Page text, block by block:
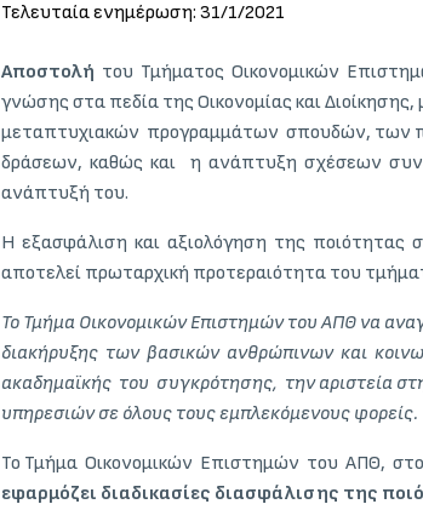
Τελευταία ενημέρωση: 31/1/2021
Αποστολή του Τμήματος Οικονομικών
γνώσης στα πεδία της Οικονομίας και
μεταπτυχιακών προγραμμάτων σπουδών, των
δράσεων, καθώς και η ανάπτυξη σχέσεων
ανάπτυξή του.
Η εξασφάλιση και αξιολόγηση της ποιότητας
αποτελεί πρωταρχική προτεραιότητα του
Το Τμήμα Οικονομικών Επιστημών του ΑΠΘ να
διακήρυξης των βασικών ανθρώπινων και
ακαδημαϊκής του συγκρότησης, την αριστεία
υπηρεσιών σε όλους τους εμπλεκόμενους φορείς.
Το Τμήμα Οικονομικών Επιστημών του ΑΠΘ,
εφαρμόζει διαδικασίες διασφάλισης της